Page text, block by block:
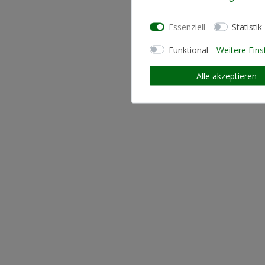
Essenziell Statistik
Funktional Weitere
Alle akzeptieren